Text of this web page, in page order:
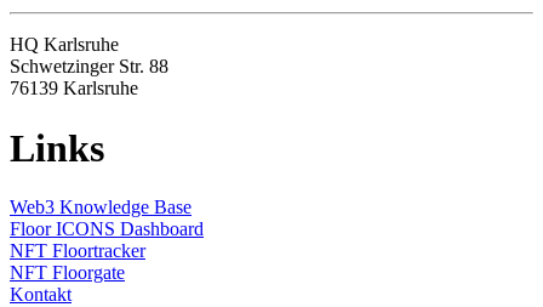
HQ Karlsruhe
Schwetzinger Str. 88
76139 Karlsruhe
Links
Web3 Knowledge Base
Floor ICONS Dashboard
NFT Floortracker
NFT Floorgate
Kontakt